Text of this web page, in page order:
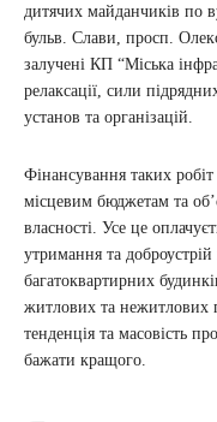
дитячих майданчиків по
бульв. Слави, просп.
залучені КП “Міська
релаксації, сили
установ та організацій.
Фінансування таких
місцевим бюджетам та
власності. Усе це
утримання та доброустрій
багатоквартирних
житлових та
тенденція та масовість
бажати кращого.